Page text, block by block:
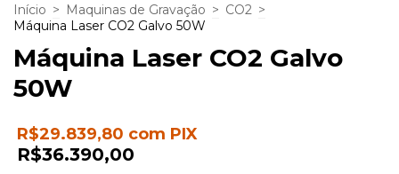
Início > Maquinas de Gravação > CO2 >
Máquina Laser CO2 Galvo 50W
Máquina Laser CO2 Galvo
50W
R$29.839,80 com PIX
R$36.390,00